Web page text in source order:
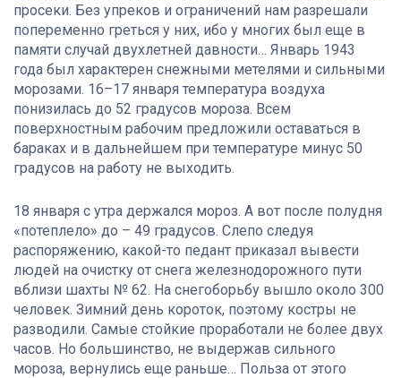
просеки. Без упреков и ограничений нам разрешали
попеременно греться у них, ибо у многих был еще в
памяти случай двухлетней давности… Январь 1943
года был характерен снежными метелями и сильными
морозами. 16–17 января температура воздуха
понизилась до 52 градусов мороза. Всем
поверхностным рабочим предложили оставаться в
бараках и в дальнейшем при температуре минус 50
градусов на работу не выходить.
18 января с утра держался мороз. А вот после полудня
«потеплело» до – 49 градусов. Слепо следуя
распоряжению, какой-то педант приказал вывести
людей на очистку от снега железнодорожного пути
вблизи шахты № 62. На снегоборьбу вышло около 300
человек. Зимний день короток, поэтому костры не
разводили. Самые стойкие проработали не более двух
часов. Но большинство, не выдержав сильного
мороза, вернулись еще раньше… Польза от этого